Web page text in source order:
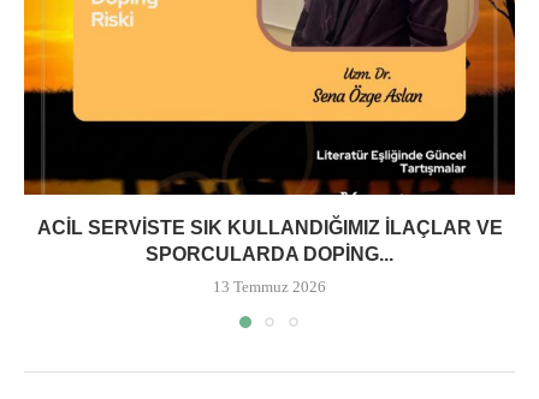
ACIL SERVISTE SIK KULLANDIĞIMIZ İLAÇLAR VE
SPORCULARDA DOPING...
13 Temmuz 2026